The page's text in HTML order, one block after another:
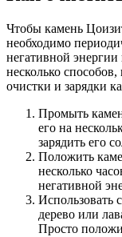
Чтобы камень
необходимо
негативной
несколько
очистки и зарядки
Промыть
его на
зарядить его
Положить
несколько
негативной
Использовать
дерево или
Просто